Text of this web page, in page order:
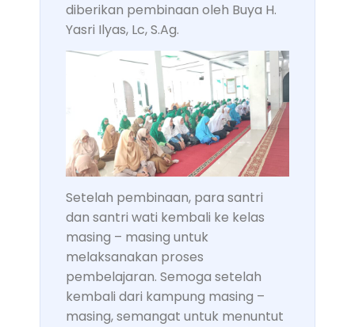
diberikan pembinaan oleh Buya H.
Yasri Ilyas, Lc, S.Ag.
Setelah pembinaan, para santri
dan santri wati kembali ke kelas
masing – masing untuk
melaksanakan proses
pembelajaran. Semoga setelah
kembali dari kampung masing –
masing, semangat untuk menuntut